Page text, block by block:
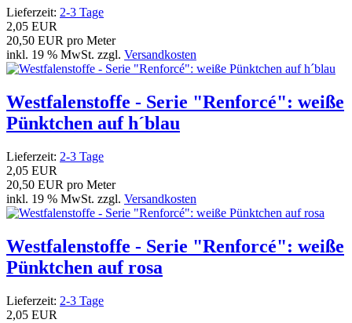
Lieferzeit: 2-3 Tage
2,05 EUR
20,50 EUR pro Meter
inkl. 19 % MwSt. zzgl. Versandkosten
Westfalenstoffe - Serie "Renforcé": weiße
Pünktchen auf h´blau
Lieferzeit: 2-3 Tage
2,05 EUR
20,50 EUR pro Meter
inkl. 19 % MwSt. zzgl. Versandkosten
Westfalenstoffe - Serie "Renforcé": weiße
Pünktchen auf rosa
Lieferzeit: 2-3 Tage
2,05 EUR